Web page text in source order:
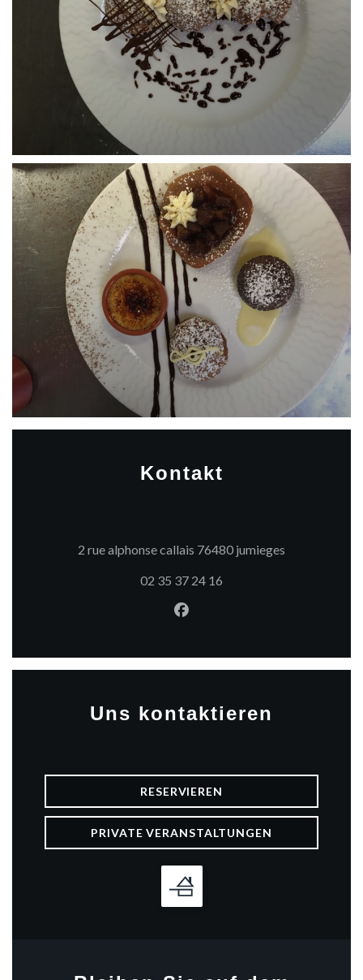
Kontakt
2 rue alphonse callais 76480 jumieges
02 35 37 24 16
Facebook ((öffnet ein
Uns kontaktieren
RESERVIEREN
PRIVATE VERANSTALTUNGEN